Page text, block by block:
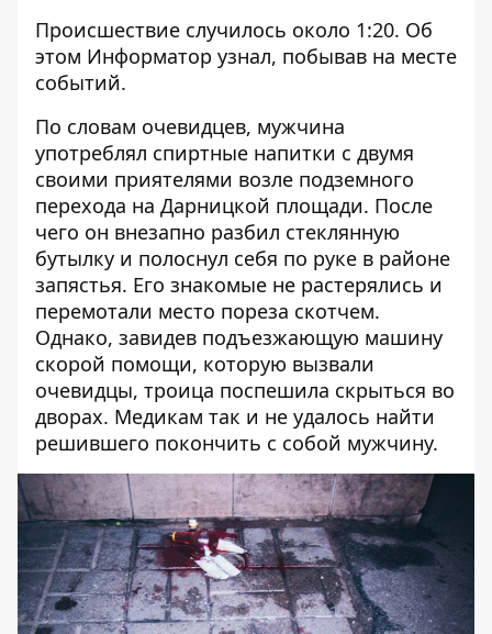
Происшествие случилось около 1:20. Об
этом Информатор узнал, побывав на месте
событий.
По словам очевидцев, мужчина
употреблял спиртные напитки с двумя
своими приятелями возле подземного
перехода на Дарницкой площади. После
чего он внезапно разбил стеклянную
бутылку и полоснул себя по руке в районе
запястья. Его знакомые не растерялись и
перемотали место пореза скотчем.
Однако, завидев подъезжающую машину
скорой помощи, которую вызвали
очевидцы, троица поспешила скрыться во
дворах. Медикам так и не удалось найти
решившего покончить с собой мужчину.